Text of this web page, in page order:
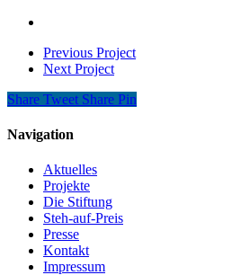
Previous Project
Next Project
Share Tweet Share Pin
Navigation
Aktuelles
Projekte
Die Stiftung
Steh-auf-Preis
Presse
Kontakt
Impressum